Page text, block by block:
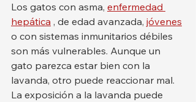
Los gatos con asma, enfermedad
hepática , de edad avanzada, jóvenes
o con sistemas inmunitarios débiles
son más vulnerables. Aunque un
gato parezca estar bien con la
lavanda, otro puede reaccionar mal.
La exposición a la lavanda puede